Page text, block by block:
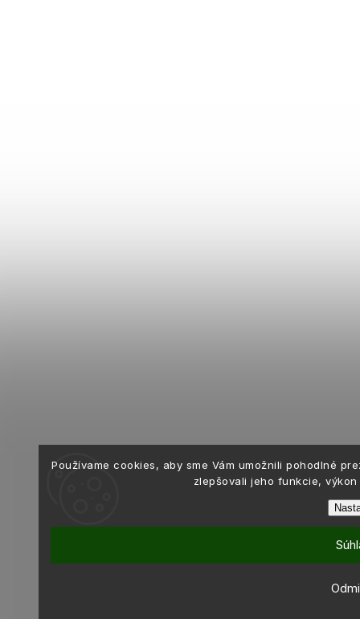
Používame cookies, aby sme Vám umožnili pohodlné
zlepšovali jeho funkcie,